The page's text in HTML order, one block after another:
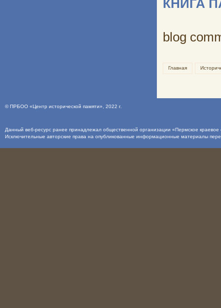
КНИГА
blog
Главная
©ПРБОО «Центр исторической памяти» , 2022 г.
Данный веб-ресурс ранее принадлежал общественной организации «Пермское
Исключительные авторские права на опубликованные информационные материалы